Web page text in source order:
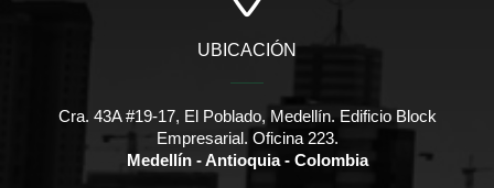
UBICACIÓN
Cra. 43A #19-17, El Poblado, Medellín. Edificio Block
Empresarial. Oficina 223.
Medellín - Antioquia - Colombia